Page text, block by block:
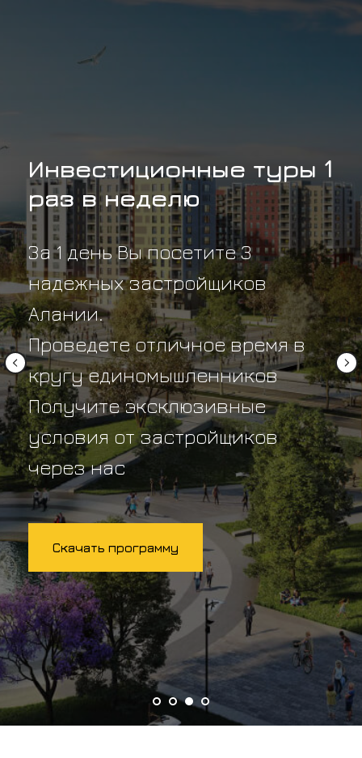
Инвестиционные туры 1
раз в неделю
За 1 день Вы посетите 3
надежных застройщиков
Алании.
Проведете отличное время в
кругу единомышленников
Получите эксклюзивные
условия от застройщиков
через нас
Скачать программу